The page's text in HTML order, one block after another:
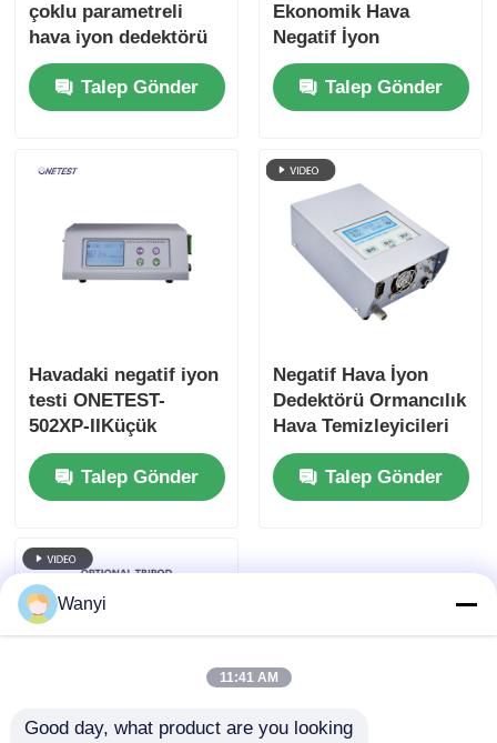
çoklu parametreli
hava iyon dedektörü
ONETEST-502XP-A
Talep Gönder
Ekonomik Hava
Negatif İyon
Detektörü RS232
ÇıktısıTalep Gönder
Havadaki negatif iyon
testi ONETEST-
502XP-IIKüçük
parçacık boyutlarını
ölçebilirTalep Gönder
Negatif Hava İyon
Dedektörü Ormancılık
Hava Temizleyicileri
İçin Hava Anyon
DedektörüTalep Gönder
Wanyi
11:41 AM
Good day, what product are you looking